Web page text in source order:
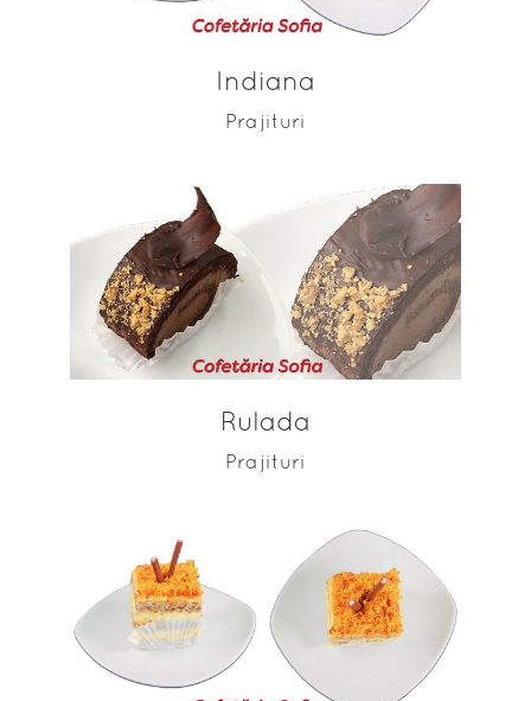
Indiana
Prajituri
ADAUGĂ ÎN COȘ
Rulada
Prajituri
ADAUGĂ ÎN COȘ